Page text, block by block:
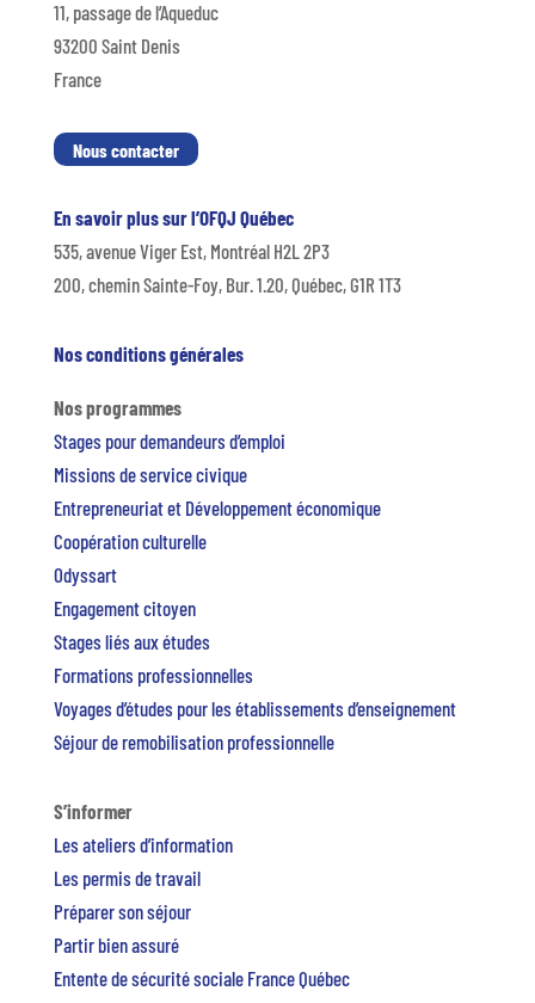
11, passage de l’Aqueduc
93200 Saint Denis
France
Nous contacter
En savoir plus sur l’OFQJ Québec
535, avenue Viger Est, Montréal H2L 2P3
200, chemin Sainte-Foy, Bur. 1.20, Québec, G1R 1T3
Nos conditions générales
Nos programmes
Stages pour demandeurs d’emploi
Missions de service civique
Entrepreneuriat et Développement économique
Coopération culturelle
Odyssart
Engagement citoyen
Stages liés aux études
Formations professionnelles
Voyages d’études pour les établissements d’enseignement
Séjour de remobilisation professionnelle
S’informer
Les ateliers d’information
Les permis de travail
Préparer son séjour
Partir bien assuré
Entente de sécurité sociale France Québec